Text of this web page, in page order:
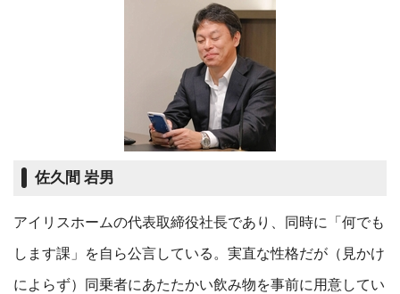
佐久間 岩男
アイリスホームの代表取締役社長であり、同時に「何でも
します課」を自ら公言している。実直な性格だが（見かけ
によらず）同乗者にあたたかい飲み物を事前に用意してい